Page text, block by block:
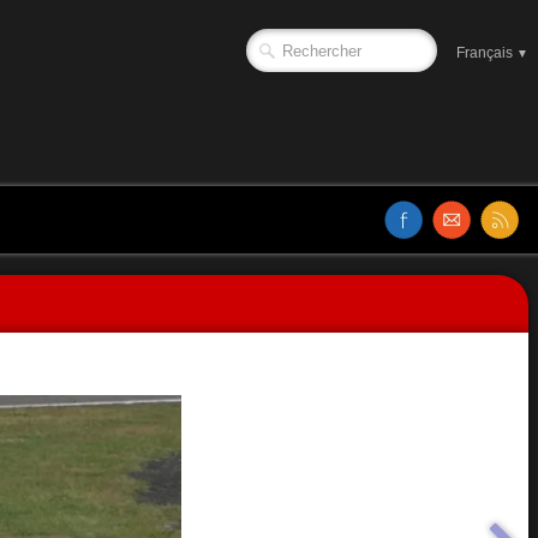
Français ▼